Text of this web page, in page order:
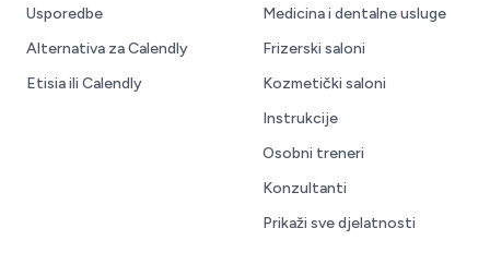
Usporedbe
Alternativa za Calendly
Etisia ili Calendly
Medicina i dentalne usluge
Frizerski saloni
Kozmetički saloni
Instrukcije
Osobni treneri
Konzultanti
Prikaži sve djelatnosti